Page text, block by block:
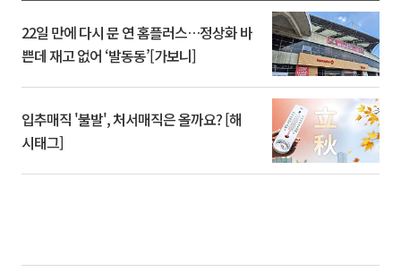
22일 만에 다시 문 연 홈플러스…정상화 바
쁜데 재고 없어 ‘발동동’[가보니]
입추매직 '불발', 처서매직은 올까요? [해
시태그]